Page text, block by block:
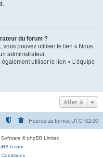
du forum ?
vous pouvez utiliser le lien « Nous
administrateur.
utiliser le lien « L’équipe
Aller à
Heures au format UTC+02:00
© phpBB Limited
fr.com
Conditions